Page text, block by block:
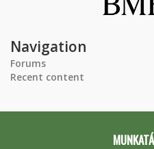
Navigation
Forums
Recent content